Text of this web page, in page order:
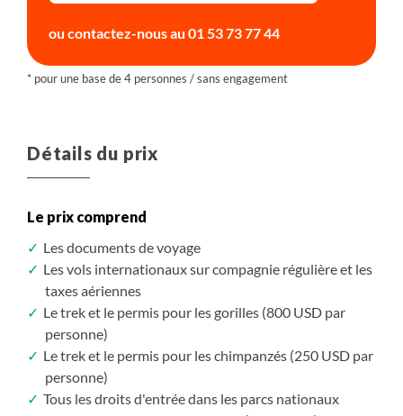
La recherche des gorilles peut durer 2 heures ou plus
! Une fois les gorilles localisés, votre groupe reste un
maximum d'une heure avec eux, pour une
expérience pleine d'humilité et d'émotion.
partagera ses connaissances sur chaque espèce
rencontrée.
4X4 , entre 4h et 4h30
Plus de détails
ou contactez-nous au 01 53 73 77 44
Détails du prix
Le prix comprend
Les documents de voyage
Les vols internationaux sur compagnie régulière et les
taxes aériennes
Le trek et le permis pour les gorilles (800 USD par
personne)
Le trek et le permis pour les chimpanzés (250 USD par
personne)
Tous les droits d'entrée dans les parcs nationaux